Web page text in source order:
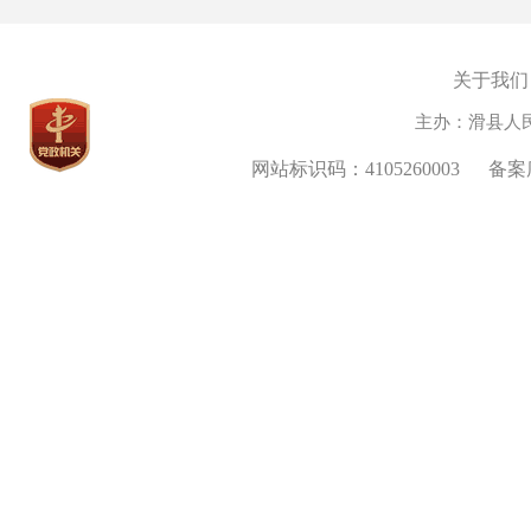
关于我们
主办：滑县人
网站标识码：4105260003 备案